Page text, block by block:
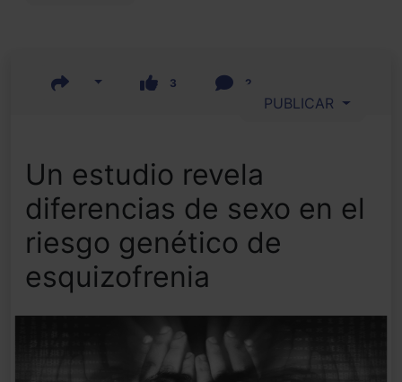
3 2
PUBLICAR
Un estudio revela
diferencias de sexo en el
riesgo genético de
esquizofrenia